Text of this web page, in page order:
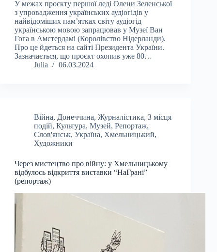
У межах проєкту першої леді Олени Зеленської
з упровадження українських аудіогідів у
найвідоміших пам’ятках світу аудіогід
українською мовою запрацював у Музеї Ван
Гога в Амстердамі (Королівство Нідерланди).
Про це йдеться на сайті Президента України.
Зазначається, що проєкт охопив уже 80…
Julia
06.03.2024
Війна, Донеччина, Журналістика, З місця
подій, Культура, Музей, Репортаж,
Слов'янськ, Україна, Хмельницький,
Художники
Через мистецтво про війну: у Хмельницькому
відбулось відкриття виставки “НаГрані”
(репортаж)